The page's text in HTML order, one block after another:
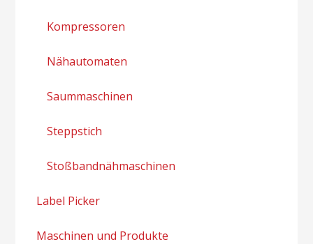
Kompressoren
Nähautomaten
Saummaschinen
Steppstich
Stoßbandnähmaschinen
Label Picker
Maschinen und Produkte